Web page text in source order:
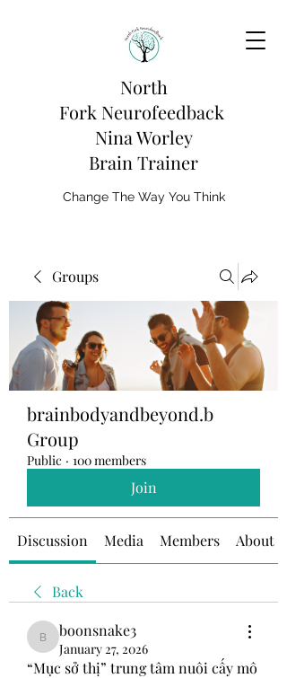
North
Fork Neurofeedback
Nina Worley
Brain Trainer
Change The Way You Think
Groups
brainbodyandbeyond.b
Group
Public · 100 members
Join
Discussion Media Members About
Back
boonsnake3
boonsnake3
January 27, 2026
“Mục sở thị” trung tâm nuôi cấy mô